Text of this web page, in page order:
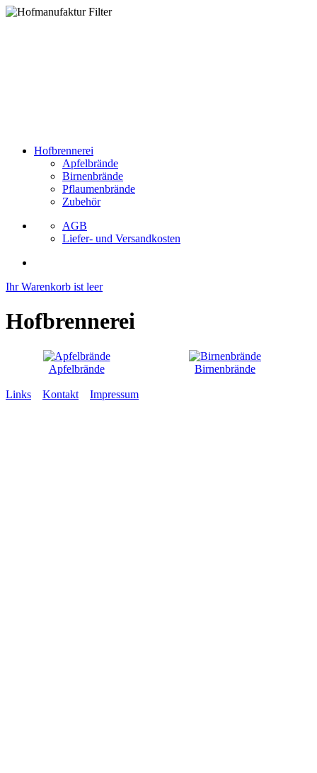
Hofbrennerei
Apfelbrände
Birnenbrände
Pflaumenbrände
Zubehör
AGB
Liefer- und Versandkosten
Ihr Warenkorb ist leer
Hofbrennerei
Apfelbrände Birnenbrände
Links Kontakt Impressum